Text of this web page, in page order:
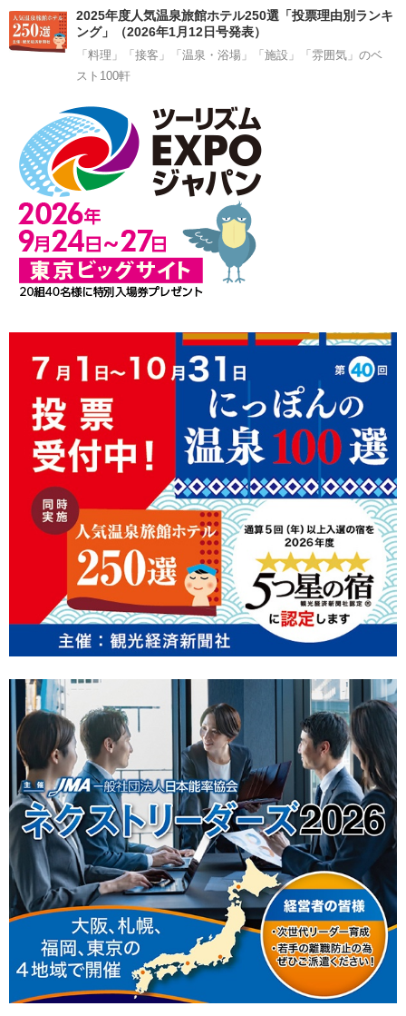
2025年度人気温泉旅館ホテル250選「投票理由別ランキ
ング」（2026年1月12日号発表）
「料理」「接客」「温泉・浴場」「施設」「雰囲気」のベ
スト100軒